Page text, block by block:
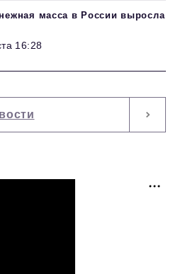
масса в России выросла
16:28